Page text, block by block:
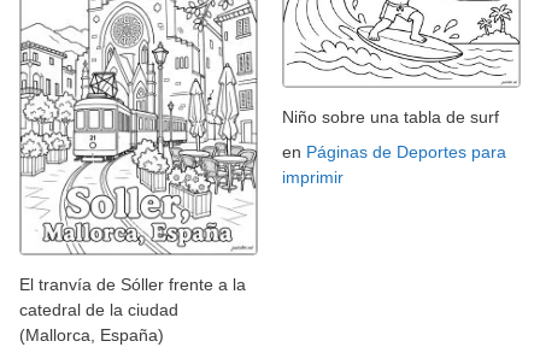
El tranvía de Sóller frente a la
catedral de la ciudad
(Mallorca, España)
Niño sobre una tabla de surf
en Páginas de Deportes para
imprimir